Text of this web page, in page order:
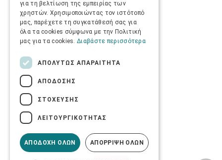
για τη βελτίωση της εμπειρίας των
χρηστών. Χρησιμοποιώντας τον ιστότοπό
μας, παρέχετε τη συγκατάθεσή σας για
όλα τα cookies σύμφωνα με την Πολιτική
μας για τα cookies. Διαβάστε περισσότερα
ΑΠΟΛΎΤΩΣ ΑΠΑΡΑΊΤΗΤΑ
ΑΠΌΔΟΣΗΣ
ΣΤΌΧΕΥΣΗΣ
ΛΕΙΤΟΥΡΓΙΚΌΤΗΤΑΣ
ΑΠΟΔΟΧΉ ΌΛΩΝ ΑΠΌΡΡΙΨΗ ΌΛΩΝ